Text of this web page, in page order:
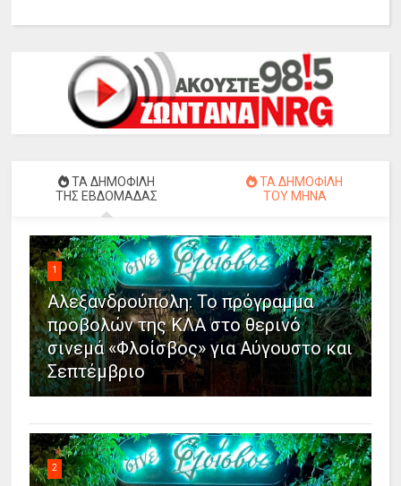
ΤΑ ΔΗΜΟΦΙΛΗ
ΤΗΣ ΕΒΔΟΜΑΔΑΣ
ΤΑ ΔΗΜΟΦΙΛΗ
ΤΟΥ ΜΗΝΑ
1
Αλεξανδρούπολη: Το πρόγραμμα
προβολών της ΚΛΑ στο θερινό
σινεμά «Φλοίσβος» για Αύγουστο και
Σεπτέμβριο
2